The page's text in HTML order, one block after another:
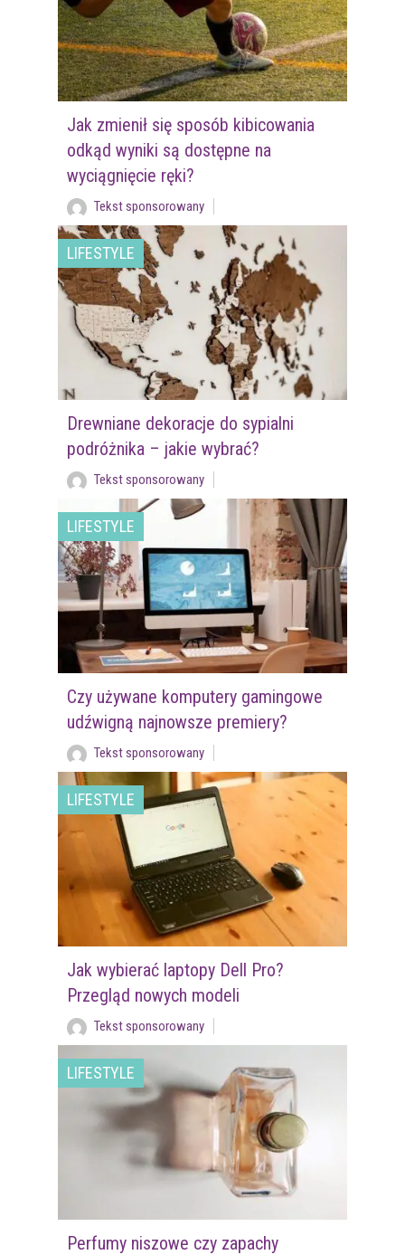
Jak zmienił się sposób kibicowania
odkąd wyniki są dostępne na
wyciągnięcie ręki?
Tekst sponsorowany
LIFESTYLE
Drewniane dekoracje do sypialni
podróżnika – jakie wybrać?
Tekst sponsorowany
LIFESTYLE
Czy używane komputery gamingowe
udźwigną najnowsze premiery?
Tekst sponsorowany
LIFESTYLE
Jak wybierać laptopy Dell Pro?
Przegląd nowych modeli
Tekst sponsorowany
LIFESTYLE
Perfumy niszowe czy zapachy